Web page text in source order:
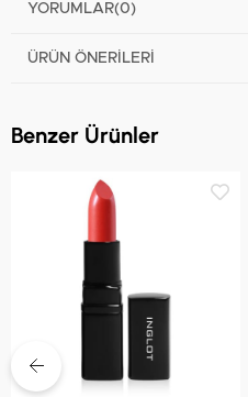
YORUMLAR(0)
ÜRÜN ÖNERILERI
Benzer Ürünler